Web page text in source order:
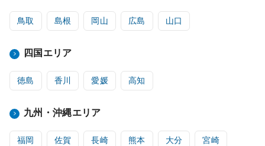
鳥取 島根 岡山 広島 山口
四国エリア
徳島 香川 愛媛 高知
九州・沖縄エリア
福岡 佐賀 長崎 熊本 大分 宮崎